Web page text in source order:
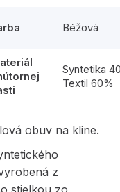
Béžová
Syntetika
Textil 60%
obuv na kline.
z
stielkou zo